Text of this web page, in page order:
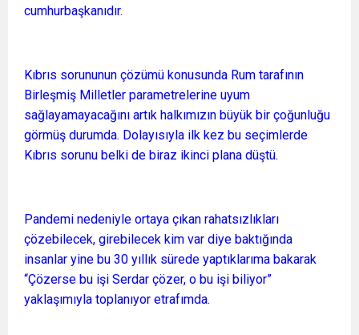
cumhurbaşkanıdır.
Kıbrıs sorununun çözümü konusunda Rum tarafının
Birleşmiş Milletler parametrelerine uyum
sağlayamayacağını artık halkımızın büyük bir çoğunluğu
görmüş durumda. Dolayısıyla ilk kez bu seçimlerde
Kıbrıs sorunu belki de biraz ikinci plana düştü.
Pandemi nedeniyle ortaya çıkan rahatsızlıkları
çözebilecek, girebilecek kim var diye baktığında
insanlar yine bu 30 yıllık sürede yaptıklarıma bakarak
“Çözerse bu işi Serdar çözer, o bu işi biliyor”
yaklaşımıyla toplanıyor etrafımda.